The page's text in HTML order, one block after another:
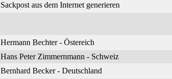
Sackpost aus dem Internet generieren
Hermann Bechter - Östereich
Hans Peter Zimmernmann - Schweiz
Bernhard Becker - Deutschland